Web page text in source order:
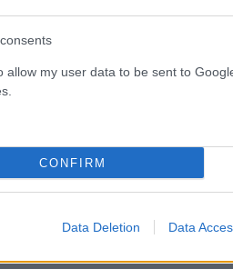
allow my user data to be sent to
CONFIRM
Data Deletion Data
Facebook Twitter Pinterest
Αθήνα: Πως την αλλάζουν
Μεταφοράς – Τι είπε ο